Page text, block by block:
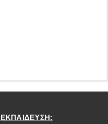
ΕΚΠΑΙΔΕΥΣΗ: